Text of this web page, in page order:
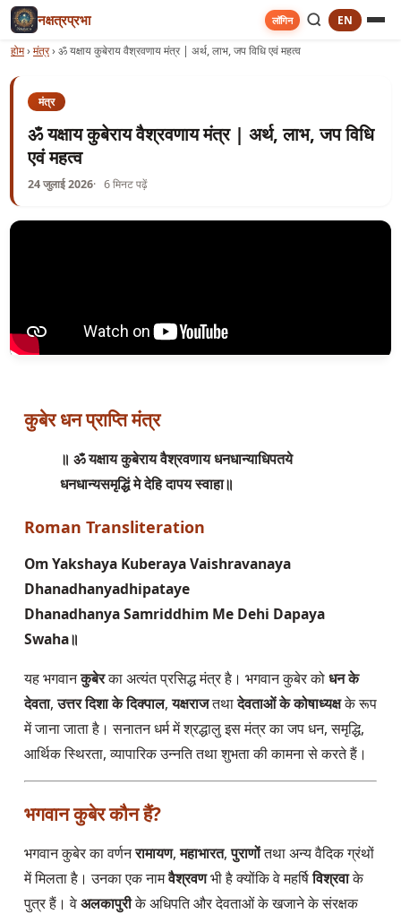
नक्षत्रप्रभा लॉगिन EN
होम›मंत्र›ॐ यक्षाय कुबेराय वैश्रवणाय मंत्र | अर्थ, लाभ, जप विधि एवं महत्व
मंत्र
ॐ यक्षाय कुबेराय वैश्रवणाय मंत्र | अर्थ, लाभ, जप विधि
एवं महत्व
24 जुलाई 2026 6 मिनट पढ़ें
कुबेर धन प्राप्ति मंत्र
॥ ॐ यक्षाय कुबेराय वैश्रवणाय धनधान्याधिपतये
धनधान्यसमृद्धिं मे देहि दापय स्वाहा॥
Roman Transliteration
Om Yakshaya Kuberaya Vaishravanaya
Dhanadhanyadhipataye
Dhanadhanya Samriddhim Me Dehi Dapaya
Swaha॥
यह भगवानकुबेरका अत्यंत प्रसिद्ध मंत्र है। भगवान कुबेर कोधन के
देवता,उत्तर दिशा के दिक्पाल,यक्षराजतथादेवताओं के कोषाध्यक्षके रूप
में जाना जाता है। सनातन धर्म में श्रद्धालु इस मंत्र का जप धन, समृद्धि,
आर्थिक स्थिरता, व्यापारिक उन्नति तथा शुभता की कामना से करते हैं।
भगवान कुबेर कौन हैं?
भगवान कुबेर का वर्णनरामायण,महाभारत,पुराणोंतथा अन्य वैदिक ग्रंथों
में मिलता है। उनका एक नामवैश्रवणभी है क्योंकि वे महर्षिविश्रवाके
पुत्र हैं। वेअलकापुरीके अधिपति और देवताओं के खजाने के संरक्षक